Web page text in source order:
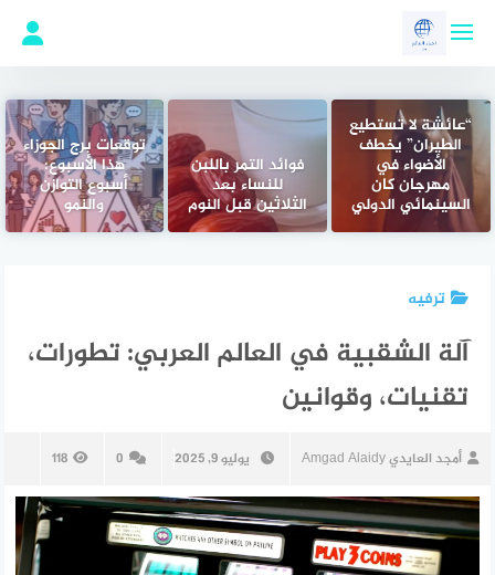
“عائشة لا تستطيع
الطيران” يخطف
الأضواء في
مهرجان كان
السينمائي الدولي
فوائد التمر باللبن
للنساء بعد
الثلاثين قبل النوم
توقعات برج الجوزاء
هذا الأسبوع:
أسبوع التوازن
والنمو
ترفيه
آلة الشقبية في العالم العربي: تطورات،
تقنيات، وقوانين
أمجد العايدي Amgad Alaidy يوليو 9, 2025 0
118